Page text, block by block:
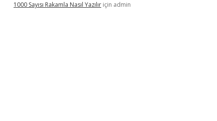
1000 Sayısı Rakamla Nasıl Yazılır için admin